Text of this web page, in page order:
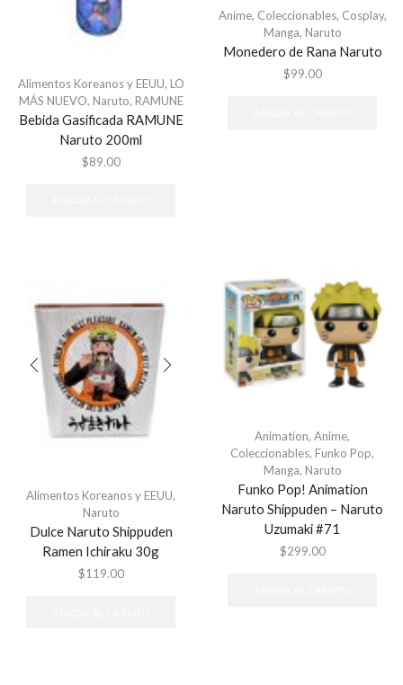
Alimentos Koreanos y EEUU, LO
MÁS NUEVO, Naruto, RAMUNE
Bebida Gasificada RAMUNE
Naruto 200ml
$89.00
Anime, Coleccionables, Cosplay,
Manga, Naruto
Monedero de Rana Naruto
$99.00
Alimentos Koreanos y EEUU,
Naruto
Dulce Naruto Shippuden
Ramen Ichiraku 30g
$119.00
Animation, Anime,
Coleccionables, Funko Pop,
Manga, Naruto
Funko Pop! Animation
Naruto Shippuden – Naruto
Uzumaki #71
$299.00